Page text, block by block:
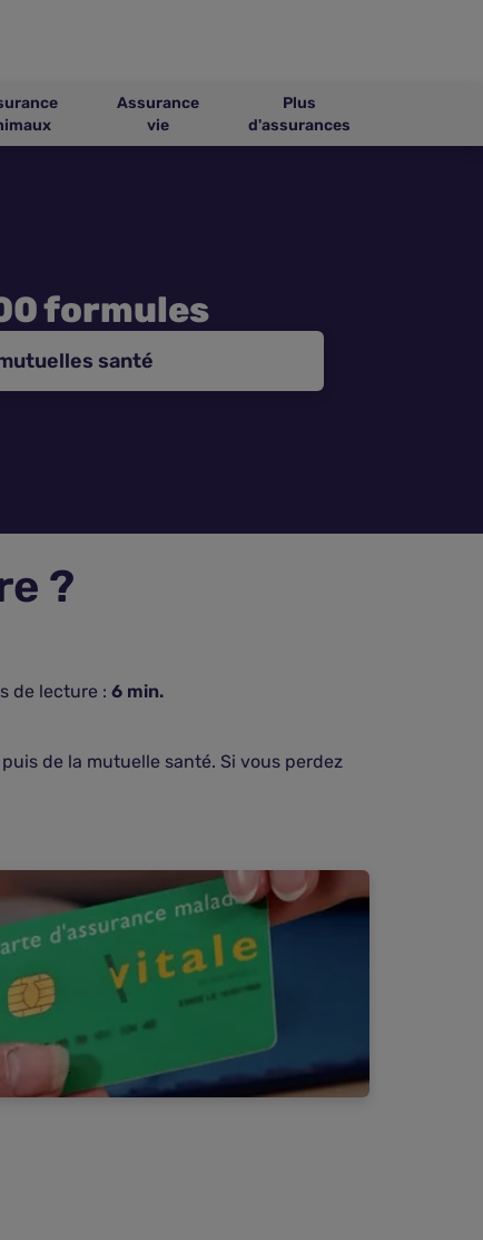
Assurance
vie
Plus
d'assurances
formules
santé
?
de lecture : 6 min.
de la mutuelle santé. Si vous perdez